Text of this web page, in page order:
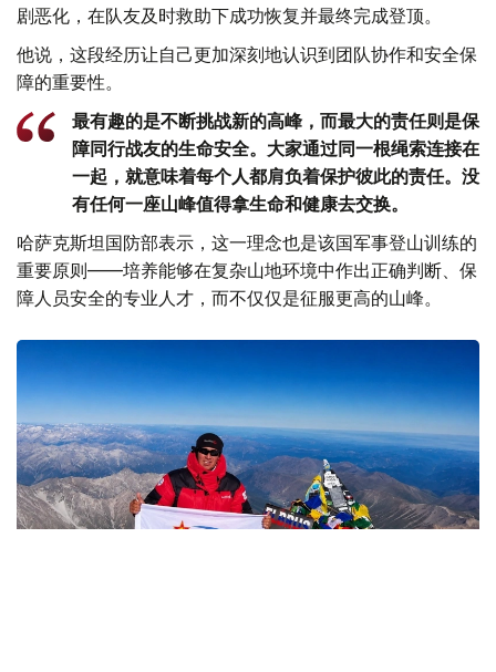
剧恶化，在队友及时救助下成功恢复并最终完成登顶。
他说，这段经历让自己更加深刻地认识到团队协作和安全保
障的重要性。
最有趣的是不断挑战新的高峰，而最大的责任则是保
障同行战友的生命安全。大家通过同一根绳索连接在
一起，就意味着每个人都肩负着保护彼此的责任。没
有任何一座山峰值得拿生命和健康去交换。
哈萨克斯坦国防部表示，这一理念也是该国军事登山训练的
重要原则——培养能够在复杂山地环境中作出正确判断、保
障人员安全的专业人才，而不仅仅是征服更高的山峰。